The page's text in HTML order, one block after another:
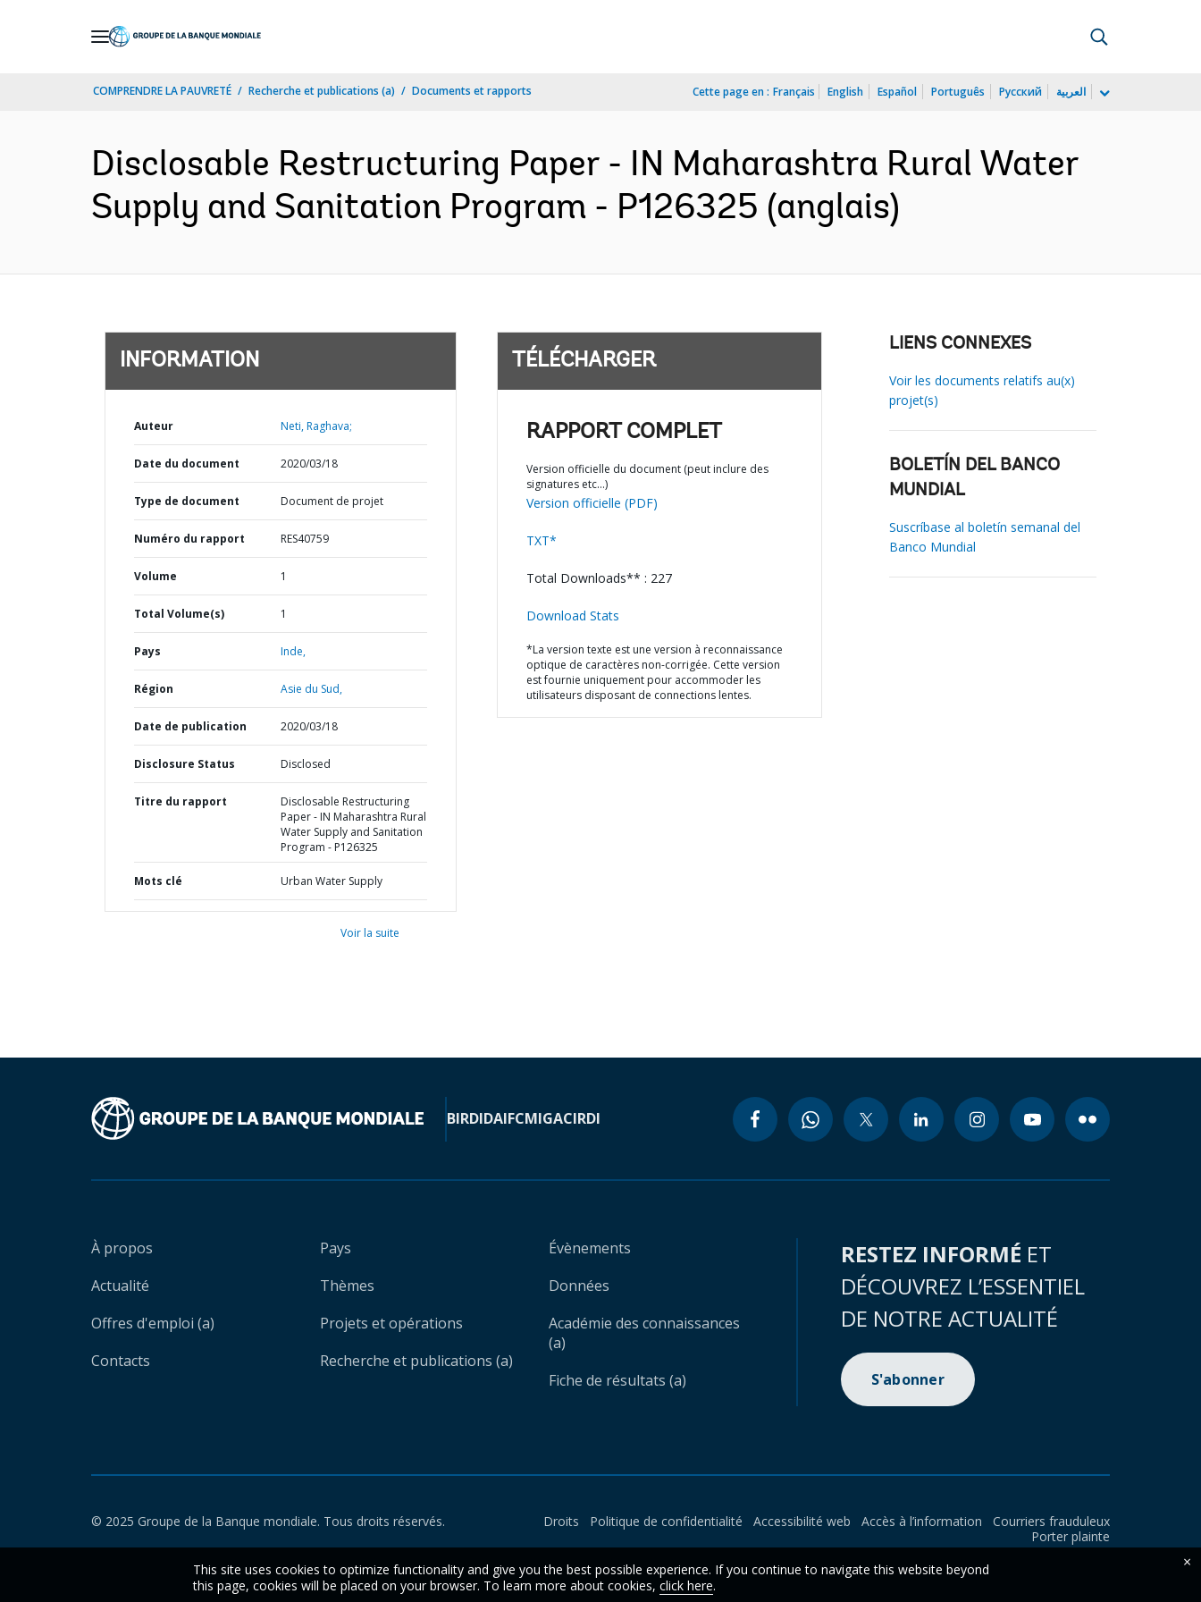
COMPRENDRE LA PAUVRETÉ Recherche et publications (a) Documents et rapports Cette page en : Français English Español Português Русский العربية
Disclosable Restructuring Paper - IN Maharashtra Rural Water
Supply and Sanitation Program - P126325 (anglais)
INFORMATION
Auteur Neti, Raghava;
Date du document 2020/03/18
Type de document Document de projet
Numéro du rapport RES40759
Volume 1
Total Volume(s) 1
Pays Inde,
Région Asie du Sud,
Date de publication 2020/03/18
Disclosure Status Disclosed
Titre du rapport
Disclosable Restructuring
Paper - IN Maharashtra Rural
Water Supply and Sanitation
Program - P126325
Mots clé Urban Water Supply
Voir la suite
TÉLÉCHARGER
RAPPORT COMPLET
Version officielle du document (peut inclure des
signatures etc…)
Version officielle (PDF)
TXT*
Total Downloads** : 227
Download Stats
*La version texte est une version à reconnaissance
optique de caractères non-corrigée. Cette version
est fournie uniquement pour accommoder les
utilisateurs disposant de connections lentes.
LIENS CONNEXES
Voir les documents relatifs au(x)
projet(s)
BOLETÍN DEL BANCO
MUNDIAL
Suscríbase al boletín semanal del
Banco Mundial
BIRDIDAIFCMIGACIRDI
À propos
Actualité
Offres d'emploi (a)
Contacts
Pays
Thèmes
Projets et opérations
Recherche et publications (a)
Évènements
Données
Académie des connaissances
(a)
Fiche de résultats (a)
RESTEZ INFORMÉ ET
DÉCOUVREZ L’ESSENTIEL
DE NOTRE ACTUALITÉ
S'abonner
© 2025 Groupe de la Banque mondiale. Tous droits réservés. Droits Politique de confidentialité Accessibilité web Accès à l’information
Courriers frauduleux
Porter plainte
This site uses cookies to optimize functionality and give you the best possible experience. If you continue to navigate this website beyond
this page, cookies will be placed on your browser. To learn more about cookies, click here.
×